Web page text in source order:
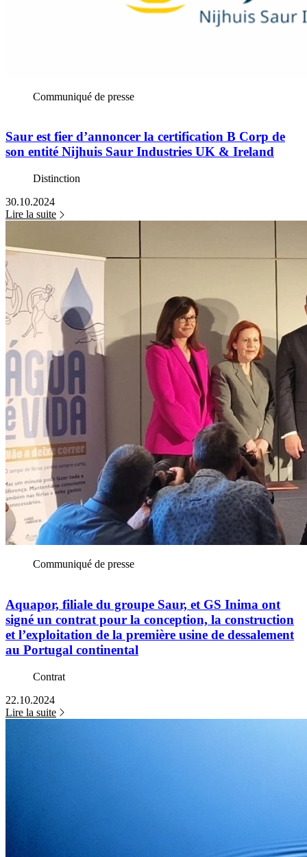
Communiqué de presse
Saur est fier d’annoncer la certification B Corp de
son entité Nijhuis Saur Industries UK & Ireland
Distinction
30.10.2024
Lire la suite
Communiqué de presse
Aquapor, filiale du groupe Saur, et GS Inima ont
signé un contrat pour la conception, la construction
et l’exploitation de la première usine de dessalement
au Portugal continental
Contrat
22.10.2024
Lire la suite